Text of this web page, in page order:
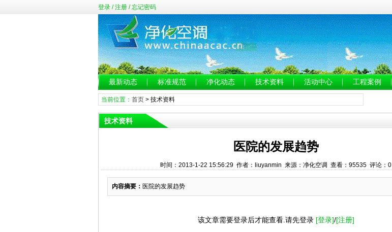
登录/注册/忘记密码
最新动态 标准规范 净化动态 技术资料 活动中心 工程案例
当前位置： 首页> 技术资料
技术资料
医院的发展趋势
时间：2013-1-22 15:56:29 作者：liuyanmin 来源：净化空调 查看：95535 评论：0
内容摘要： 医院的发展趋势
该文章需要登录后才能查看.请先登录 [登录]/[注册]